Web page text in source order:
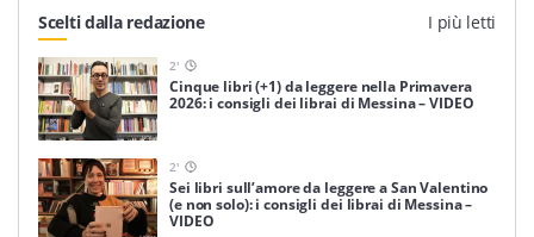
Scelti dalla redazione I più letti
2'
Cinque libri (+1) da leggere nella Primavera
2026: i consigli dei librai di Messina – VIDEO
2'
Sei libri sull’amore da leggere a San Valentino
(e non solo): i consigli dei librai di Messina –
VIDEO